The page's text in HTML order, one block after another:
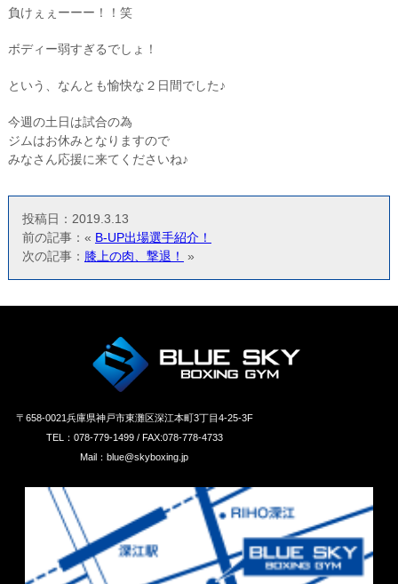
負けぇぇーーー！！笑
ボディー弱すぎるでしょ！
という、なんとも愉快な２日間でした♪
今週の土日は試合の為
ジムはお休みとなりますので
みなさん応援に来てくださいね♪
投稿日：2019.3.13
前の記事：« B-UP出場選手紹介！
次の記事： 膝上の肉、撃退！ »
〒658‐0021兵庫県神戸市東灘区深江本町3丁目4-25-3F
TEL：078-779-1499 / FAX:078-778-4733
Mail：blue@skyboxing.jp